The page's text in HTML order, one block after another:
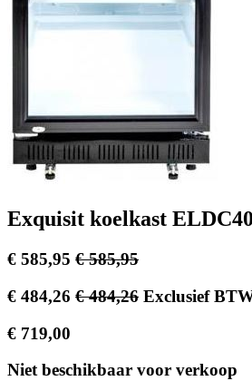
Exquisit koelkast
€ 585,95 €585,95
€ 484,26 €484,26 Exclusief
€ 719,00
Niet beschikbaar voor verkoop